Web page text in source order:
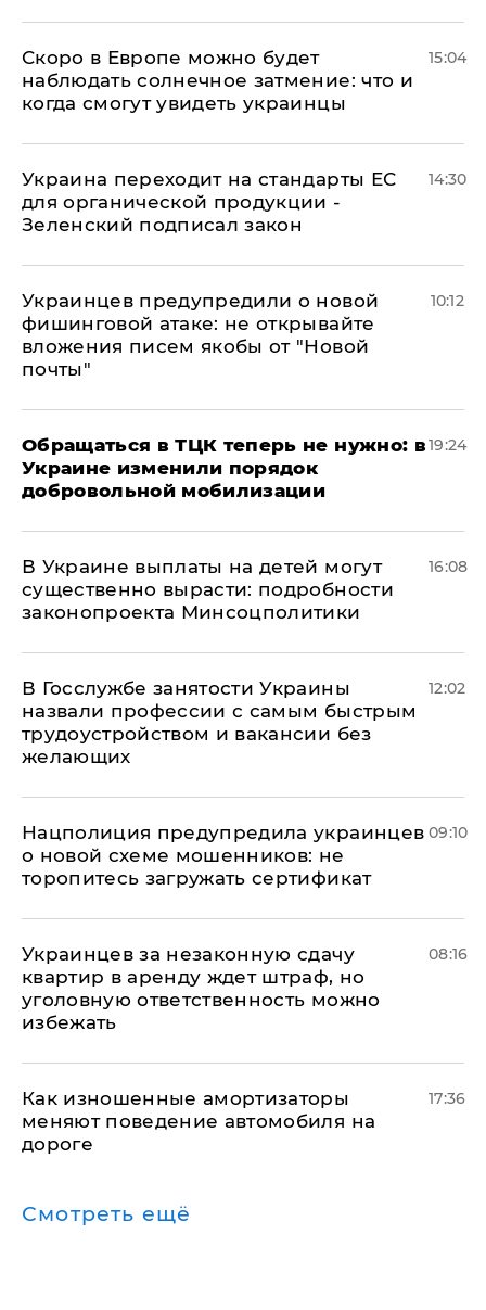
Скоро в Европе можно будет
наблюдать солнечное затмение: что и
когда смогут увидеть украинцы
15:04
Украина переходит на стандарты ЕС
для органической продукции -
Зеленский подписал закон
14:30
Украинцев предупредили о новой
фишинговой атаке: не открывайте
вложения писем якобы от "Новой
почты"
10:12
Обращаться в ТЦК теперь не нужно: в
Украине изменили порядок
добровольной мобилизации
19:24
В Украине выплаты на детей могут
существенно вырасти: подробности
законопроекта Минсоцполитики
16:08
В Госслужбе занятости Украины
назвали профессии с самым быстрым
трудоустройством и вакансии без
желающих
12:02
Нацполиция предупредила украинцев
о новой схеме мошенников: не
торопитесь загружать сертификат
09:10
Украинцев за незаконную сдачу
квартир в аренду ждет штраф, но
уголовную ответственность можно
избежать
08:16
Как изношенные амортизаторы
меняют поведение автомобиля на
дороге
17:36
Смотреть ещё